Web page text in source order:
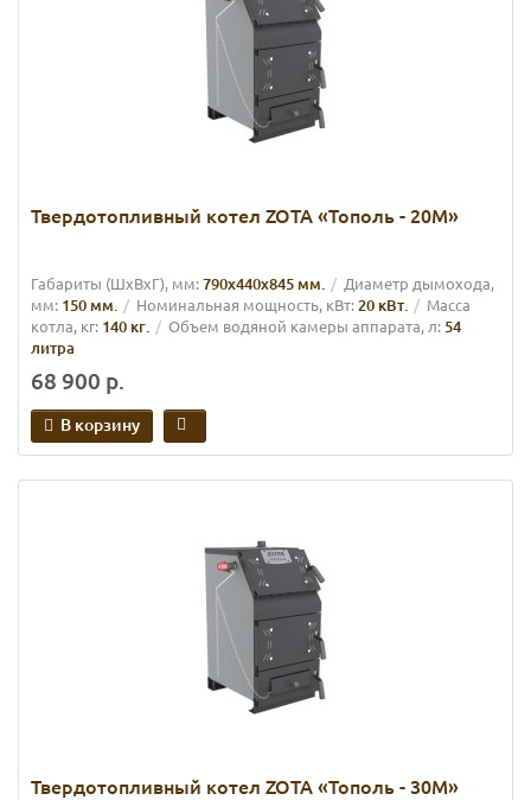
Твердотопливный котел ZOTA «Тополь - 20М»
Габариты (ШхВхГ), мм:790х440х845 мм.
Диаметр дымохода,
мм: 150 мм. Номинальная мощность, кВт:20 кВт.
Масса
котла, кг: 140 кг. Объем водяной камеры аппарата, л:54
литра
68 900 р.
В корзину
Твердотопливный котел ZOTA «Тополь - 30М»